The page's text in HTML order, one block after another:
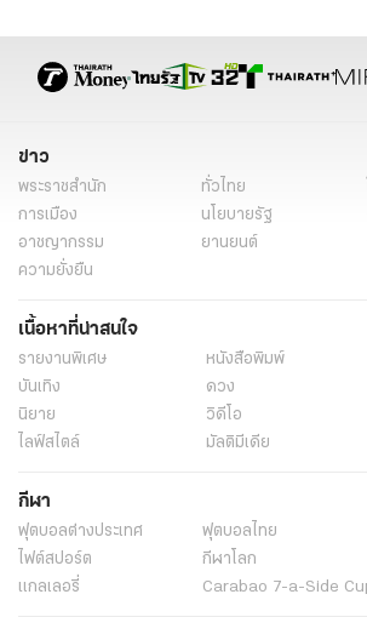
ข่าว
พระราชสำนัก ทั่วไทย
การเมือง
นโยบายรัฐ
อาชญากรรม
ยานยนต์
ความยั่งยืน
เนื้อหาที่น่าสนใจ
รายงานพิเศษ หนังสือพิมพ์
บันเทิง
ดวง
นิยาย
วิดีโอ
ไลฟ์สไตล์
มัลติมีเดีย
กีฬา
ฟุตบอลต่่างประเทศ ฟุตบอลไทย
ไฟต์สปอร์ต
กีฬาโลก
แกลเลอรี่
Carabao 7-a-Side